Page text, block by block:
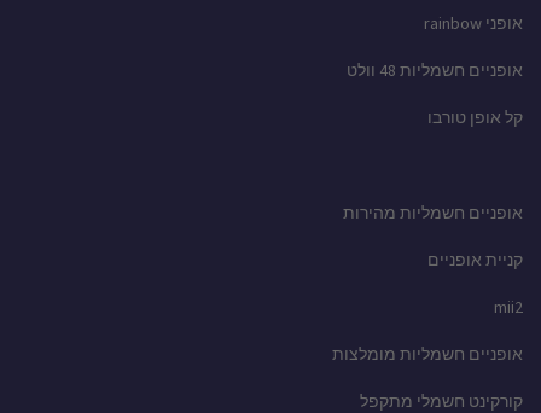
אופני rainbow
אופניים חשמליות 48 וולט
קל אופן טורבו
אופניים חשמליות מהירות
קניית אופניים
mii2
אופניים חשמליות מומלצות
קורקינט חשמלי מתקפל